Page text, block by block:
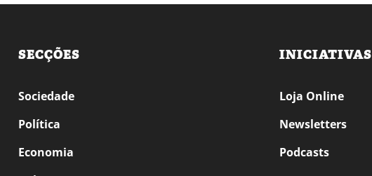
SECÇÕES
Sociedade
Política
Economia
INICIATIVAS
Loja Online
Newsletters
Podcasts